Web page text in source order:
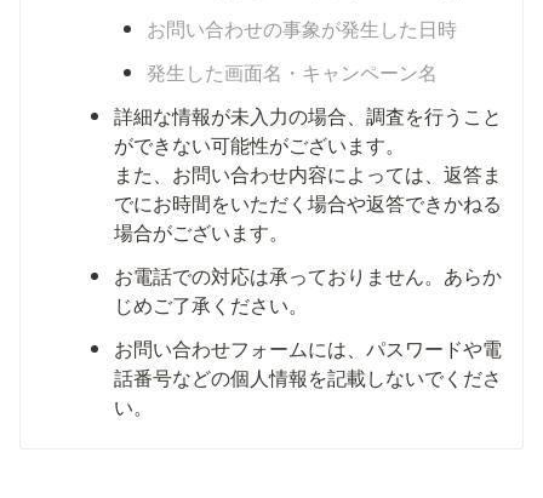
お問い合わせの事象が発生した日時
発生した画面名・キャンペーン名
詳細な情報が未入力の場合、調査を行うこと
ができない可能性がございます。
また、お問い合わせ内容によっては、返答ま
でにお時間をいただく場合や返答できかねる
場合がございます。
お電話での対応は承っておりません。あらか
じめご了承ください。
お問い合わせフォームには、パスワードや電
話番号などの個人情報を記載しないでくださ
い。